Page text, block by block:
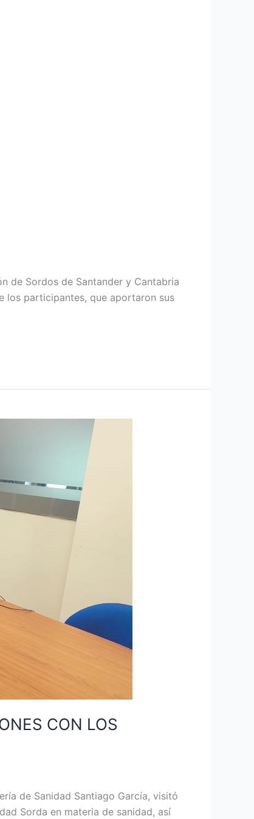
de Sordos de Santander y Cantabria
los participantes, que aportaron sus
CON LOS
de Sanidad Santiago García, visitó
Sorda en materia de sanidad, así